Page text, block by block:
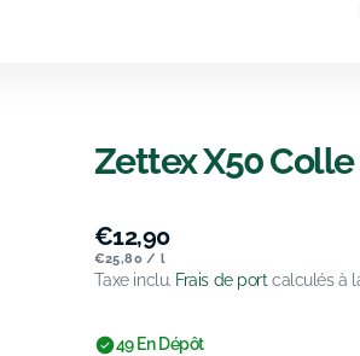
Zettex X50
Prix
habituel
€12,90
Prix
unitaire
€25,80 / par
l
Taxe inclu. Frais de port calculés à
49 En Dépôt